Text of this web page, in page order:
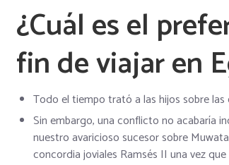
¿Cuál es el
fin de viajar en
Todo el tiempo trató a las hijos sobre
Sin embargo, una conflicto no acabaría
nuestro avaricioso sucesor sobre
concordia joviales Ramsés II una vez